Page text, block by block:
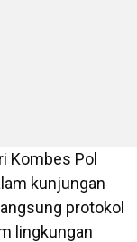
Kombes Pol
kunjungan
protokol
lingkungan